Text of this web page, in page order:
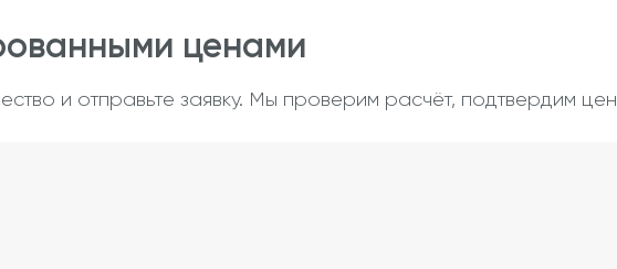
ценами
и отправьте заявку. Мы проверим расчёт, подтвердим